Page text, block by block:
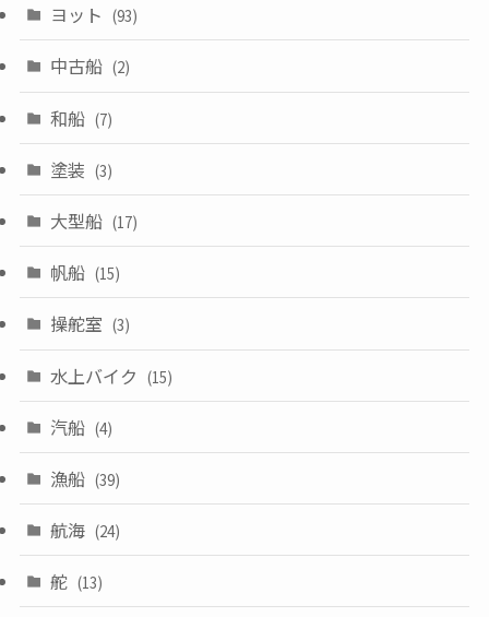
ヨット (93)
中古船 (2)
和船 (7)
塗装 (3)
大型船 (17)
帆船 (15)
操舵室 (3)
水上バイク (15)
汽船 (4)
漁船 (39)
航海 (24)
舵 (13)